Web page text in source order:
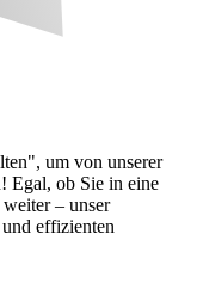
um von unserer
Egal, ob Sie in eine
– unser
effizienten